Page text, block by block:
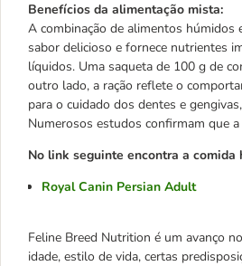
Benefícios da alimentação mista:
A combinação de alimentos
sabor delicioso e fornece nutrientes
líquidos. Uma saqueta de 100 g de
outro lado, a ração reflete o
para o cuidado dos dentes e
Numerosos estudos confirmam que
No link seguinte encontra a comida
Royal Canin Persian Adult
Feline Breed Nutrition é um avanço
idade, estilo de vida, certas